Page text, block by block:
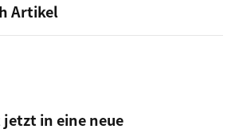
Artikel
in eine neue